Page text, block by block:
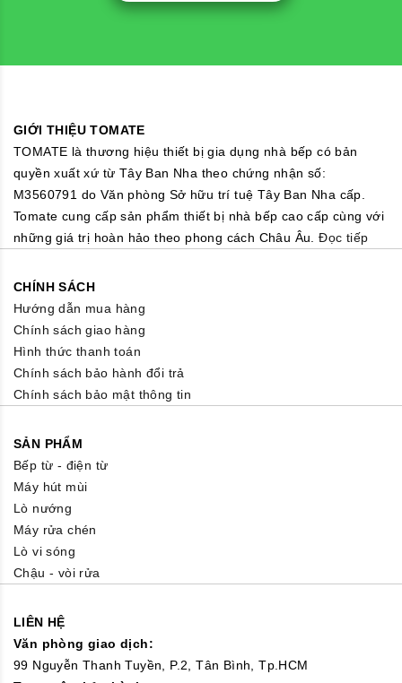
GIỚI THIỆU TOMATE
TOMATE là thương hiệu thiết bị gia dụng nhà bếp có bản
quyền xuất xứ từ Tây Ban Nha theo chứng nhận số:
M3560791 do Văn phòng Sở hữu trí tuệ Tây Ban Nha cấp.
Tomate cung cấp sản phẩm thiết bị nhà bếp cao cấp cùng với
những giá trị hoàn hảo theo phong cách Châu Âu.Đọc tiếp
CHÍNH SÁCH
Hướng dẫn mua hàng
Chính sách giao hàng
Hình thức thanh toán
Chính sách bảo hành đổi trả
Chính sách bảo mật thông tin
SẢN PHẨM
Bếp từ - điện từ
Máy hút mùi
Lò nướng
Máy rửa chén
Lò vi sóng
Chậu - vòi rửa
LIÊN HỆ
Văn phòng giao dịch:
99 Nguyễn Thanh Tuyền, P.2, Tân Bình, Tp.HCM